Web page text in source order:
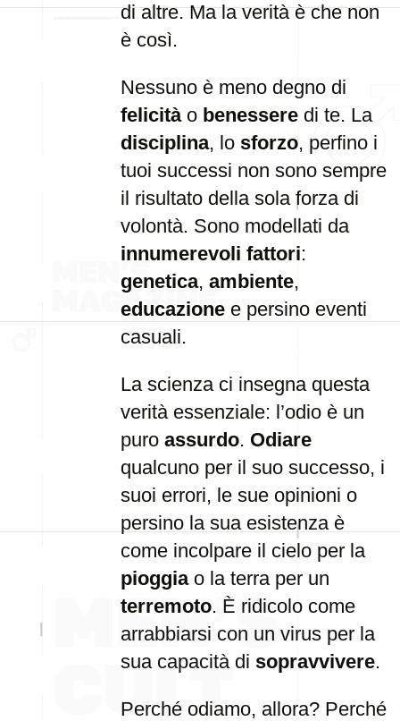
di altre. Ma la verità è che non
è così.
Nessuno è meno degno di
felicitào benessere di te. La
disciplina, lo sforzo, perfino i
tuoi successi non sono sempre
il risultato della sola forza di
volontà. Sono modellati da
innumerevoli fattori:
genetica, ambiente,
educazione e persino eventi
casuali.
La scienza ci insegna questa
verità essenziale: l’odio è un
puro assurdo. Odiare
qualcuno per il suo successo, i
suoi errori, le sue opinioni o
persino la sua esistenza è
come incolpare il cielo per la
pioggiao la terra per un
terremoto. È ridicolo come
arrabbiarsi con un virus per la
sua capacità di sopravvivere.
Perché odiamo, allora? Perché